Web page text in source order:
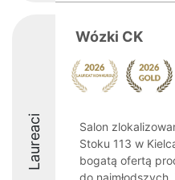
Laureaci
Wózki CK
Salon
Stoku 113 w
bogatą ofertą
do